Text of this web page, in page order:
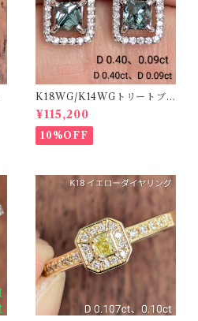
K18WG/K14WGトリートブ
ルーダイヤピアス 【PRO20
8939】
¥115,200
10%OFF